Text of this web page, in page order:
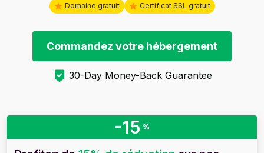
Domaine gratuit Certificat SSL gratuit
Commandez votre hébergement
30-Day Money-Back Guarantee
-15 %